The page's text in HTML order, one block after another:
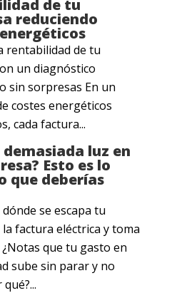
de tu
reduciendo
rentabilidad de tu
un diagnóstico
sin sorpresas En un
costes energéticos
cada factura...
demasiada luz en
Esto es lo
que deberías
se escapa tu
factura eléctrica y toma
que tu gasto en
sube sin parar y no